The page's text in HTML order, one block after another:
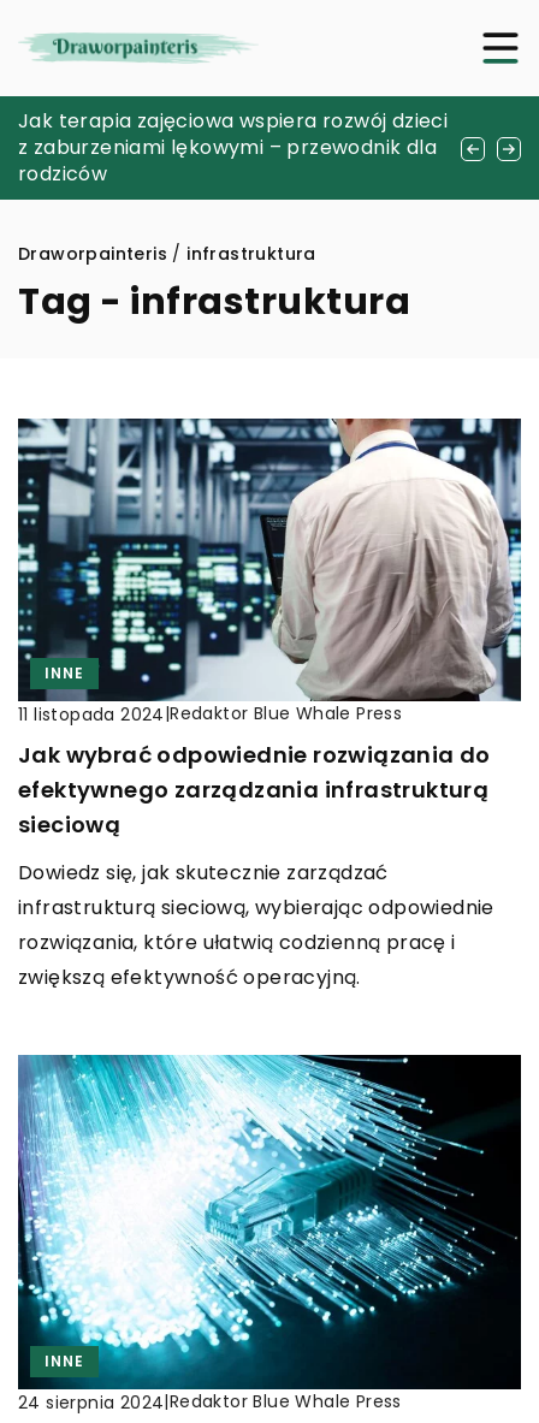
Jak odkrywanie dawnych monet może
stać się pasją na całe życie?
Jak terapia zajęciowa wspiera rozwój dzieci
z zaburzeniami lękowymi – przewodnik dla
rodziców
Szukanie inspiracji w podróżach: jak
odkrywanie nowych miejsc rozwija nasze
pasje
Draworpainteris / infrastruktura
Tag - infrastruktura
INNE
11 listopada 2024|Redaktor Blue Whale Press
Jak wybrać odpowiednie rozwiązania do
efektywnego zarządzania infrastrukturą
sieciową
Dowiedz się, jak skutecznie zarządzać
infrastrukturą sieciową, wybierając odpowiednie
rozwiązania, które ułatwią codzienną pracę i
zwiększą efektywność operacyjną.
INNE
24 sierpnia 2024|Redaktor Blue Whale Press